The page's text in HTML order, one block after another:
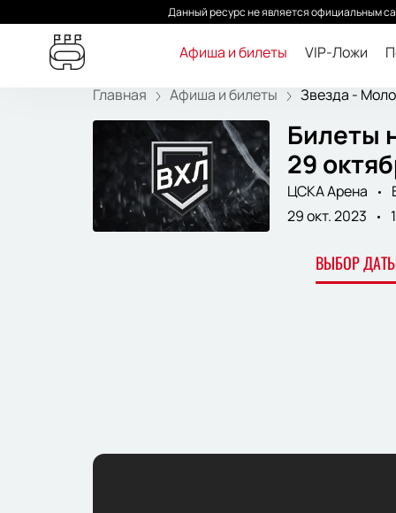
Данный ресурс не является официальным
Афиша и билеты VIP-Ложи
Главная Афиша и билеты Звезда -
Билеты
29
ЦСКА Арена
29 окт. 2023
ВЫБОР